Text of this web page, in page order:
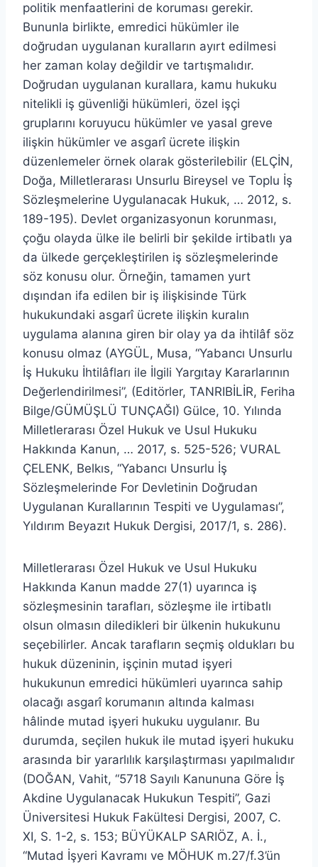
politik menfaatlerini de koruması gerekir.
Bununla birlikte, emredici hükümler ile
doğrudan uygulanan kuralların ayırt edilmesi
her zaman kolay değildir ve tartışmalıdır.
Doğrudan uygulanan kurallara, kamu hukuku
nitelikli iş güvenliği hükümleri, özel işçi
gruplarını koruyucu hükümler ve yasal greve
ilişkin hükümler ve asgarî ücrete ilişkin
düzenlemeler örnek olarak gösterilebilir (ELÇİN,
Doğa, Milletlerarası Unsurlu Bireysel ve Toplu İş
Sözleşmelerine Uygulanacak Hukuk, … 2012, s.
189-195). Devlet organizasyonun korunması,
çoğu olayda ülke ile belirli bir şekilde irtibatlı ya
da ülkede gerçekleştirilen iş sözleşmelerinde
söz konusu olur. Örneğin, tamamen yurt
dışından ifa edilen bir iş ilişkisinde Türk
hukukundaki asgarî ücrete ilişkin kuralın
uygulama alanına giren bir olay ya da ihtilâf söz
konusu olmaz (AYGÜL, Musa, “Yabancı Unsurlu
İş Hukuku İhtilâfları ile İlgili Yargıtay Kararlarının
Değerlendirilmesi”, (Editörler, TANRIBİLİR, Feriha
Bilge/GÜMÜŞLÜ TUNÇAĞI) Gülce, 10. Yılında
Milletlerarası Özel Hukuk ve Usul Hukuku
Hakkında Kanun, … 2017, s. 525-526; VURAL
ÇELENK, Belkıs, “Yabancı Unsurlu İş
Sözleşmelerinde For Devletinin Doğrudan
Uygulanan Kurallarının Tespiti ve Uygulaması”,
Yıldırım Beyazıt Hukuk Dergisi, 2017/1, s. 286).
Milletlerarası Özel Hukuk ve Usul Hukuku
Hakkında Kanun madde 27(1) uyarınca iş
sözleşmesinin tarafları, sözleşme ile irtibatlı
olsun olmasın diledikleri bir ülkenin hukukunu
seçebilirler. Ancak tarafların seçmiş oldukları bu
hukuk düzeninin, işçinin mutad işyeri
hukukunun emredici hükümleri uyarınca sahip
olacağı asgarî korumanın altında kalması
hâlinde mutad işyeri hukuku uygulanır. Bu
durumda, seçilen hukuk ile mutad işyeri hukuku
arasında bir yararlılık karşılaştırması yapılmalıdır
(DOĞAN, Vahit, “5718 Sayılı Kanununa Göre İş
Akdine Uygulanacak Hukukun Tespiti”, Gazi
Üniversitesi Hukuk Fakültesi Dergisi, 2007, C.
XI, S. 1-2, s. 153; BÜYÜKALP SARIÖZ, A. İ.,
“Mutad İşyeri Kavramı ve MÖHUK m.27/f.3’ün